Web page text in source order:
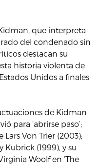
que interpreta
del condenado sin
destacan su
historia violenta de
Unidos a finales
de Kidman
para ‘abrirse paso’;
Lars Von Trier (2003);
Kubrick (1999), y su
Woolf en ‘The